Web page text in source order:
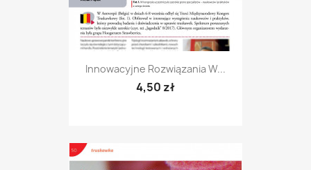
Innowacyjne Rozwiązania W...
4,50 zł